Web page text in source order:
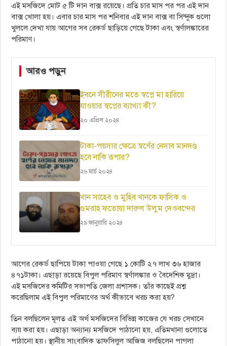
এই মসজিদে মোট ৫ টি দান বাক্স রয়েছে। প্রতি চার মাস পর পর এই দান
বাক্স খোলা হয়। এবার চার মাস পর শনিবার এই দান বাক্স বা সিন্দুক গুলো
খুললে দেখা যায় আগের সব রেকর্ড ছাড়িয়ে গেছে টাকা এবং স্বর্ণালঙ্কারের
পরিমাণ।
আরও পড়ুন
ইবনে সীরীনের মতে স্বপ্নে মা হারিয়ে
যাওয়ার স্বপ্নের ব্যাখ্যা কী?
২০ এপ্রিল ২০২৪
টাকা-পয়সার ক্ষেত্রে স্বর্ণের নেসাব মানদণ্ড
হবে নাকি রূপার?
২৬ মার্চ ২০২৪
খান সাহেব ও মুহিব খানকে ফাসিক ও
গুমরাহ ফতোয়া দারুল উলুম দেওবন্দের
২৯ জানুয়ারি ২০২৪
আগের রেকর্ড ছাপিয়ে টাকা পাওয়া গেছে ১ কোটি ২৭ লাখ ৩৬ হাজার
৪৭১টাকা। এছাড়া রয়েছে বিপুল পরিমাণ স্বর্ণালঙ্কার ও বৈদেশিক মুদ্রা।
এই মসজিদের কমিটির সভাপতি জেলা প্রশাসক। তাঁর কাছেই প্রশ্ন
করেছিলাম এই বিপুল পরিমাণের অর্থ কীভাবে খরচ করা হয়?
তিন বলছিলেন মূলত এই অর্থ মসজিদের বিভিন্ন কাজের যে খরচ সেখানে
ব্যয় করা হয়। এছাড়া অন্যান্য মসজিদে পাঠানো হয়, এতিমখানা গুলোতে
পাঠানো হয়। স্থানীয় সাংবাদিক তাফসিলুল আজিজ বলছিলেন পাগলা